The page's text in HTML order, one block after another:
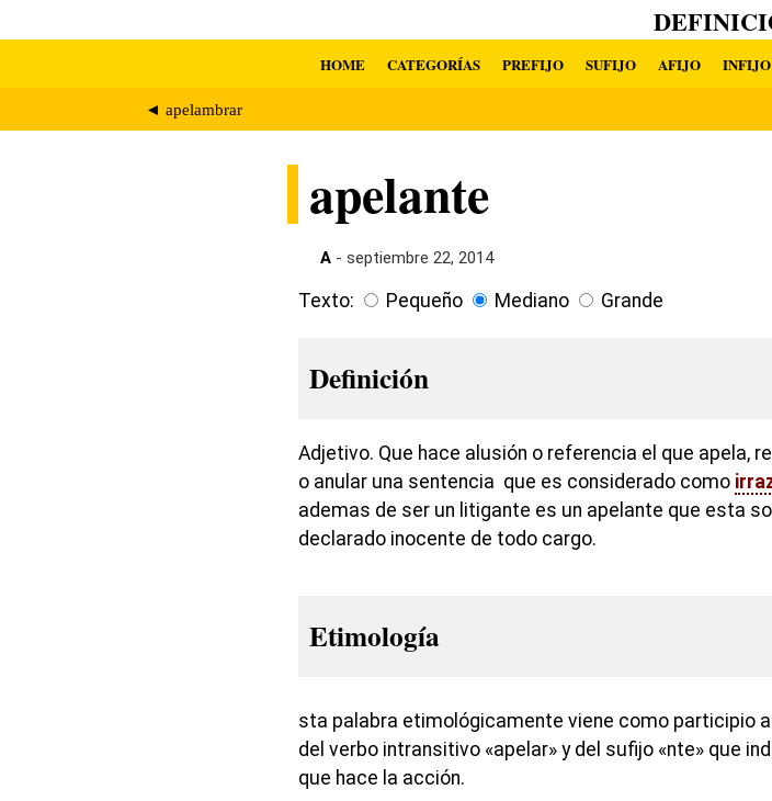
HOME CATEGORÍAS PREFIJO SUFIJO AFIJO INFIJO
◄ apelambrar
apelante
A - septiembre 22, 2014
Texto: Pequeño Mediano Grande
Definición
Adjetivo. Que hace alusión o referencia el que apela,
o anular una sentencia que es considerado como
ademas de ser un litigante es un apelante que esta
declarado inocente de todo cargo.
Etimología
sta palabra etimológicamente viene como participio
del verbo intransitivo «apelar» y del sufijo «nte» que
que hace la acción.